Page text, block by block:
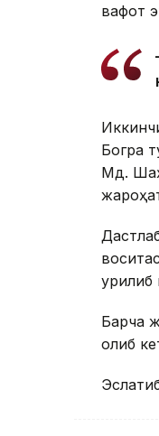
вафот
Богра
Мд.
урилиб
Барча
олиб